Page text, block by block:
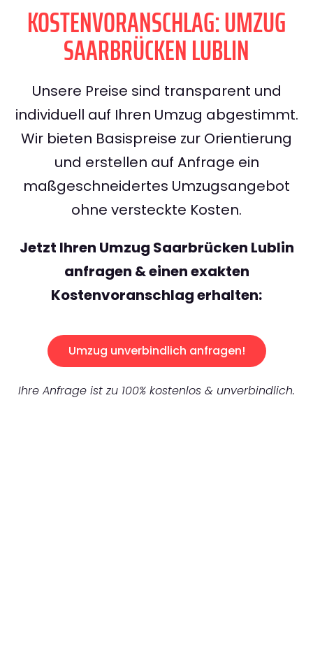
KOSTENVORANSCHLAG: UMZUG
SAARBRÜCKEN LUBLIN
Unsere Preise sind transparent und
individuell auf Ihren Umzug abgestimmt.
Wir bieten Basispreise zur Orientierung
und erstellen auf Anfrage ein
maßgeschneidertes Umzugsangebot
ohne versteckte Kosten.
Jetzt Ihren Umzug Saarbrücken Lublin
anfragen & einen exakten
Kostenvoranschlag erhalten:
Umzug unverbindlich anfragen!
Ihre Anfrage ist zu 100% kostenlos & unverbindlich.